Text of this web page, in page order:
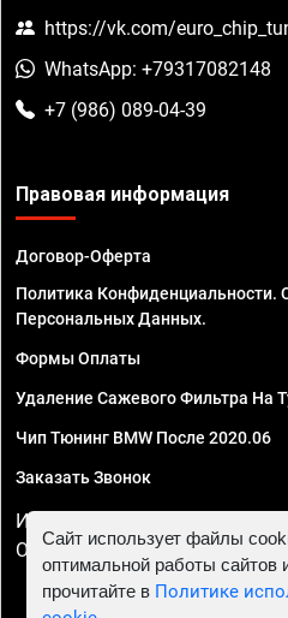
https://vk.com/
WhatsApp: +79317082148
+7 (986) 089-04-39
Правовая информация
Договор-Оферта
Политика Конфиденциальности.
Персональных Данных.
Формы Оплаты
Удаление Сажевого Фильтра На
Чип Тюнинг BMW После 2020.06
Заказать Звонок
ИП Смирнов Георгий
ОГРНИП 324470400032610
Сайт использует файлы
оптимальной работы сайтов
прочитайте в Политике